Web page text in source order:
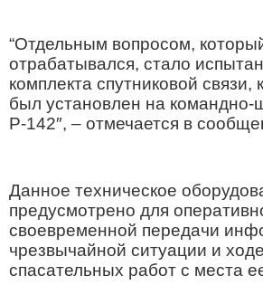
“Отдельным вопросом,
отрабатывался, стало
комплекта спутниковой
был установлен на
Р-142″, – отмечается в
Данное техническое
предусмотрено для
своевременной передачи
чрезвычайной ситуации и
спасательных работ с места